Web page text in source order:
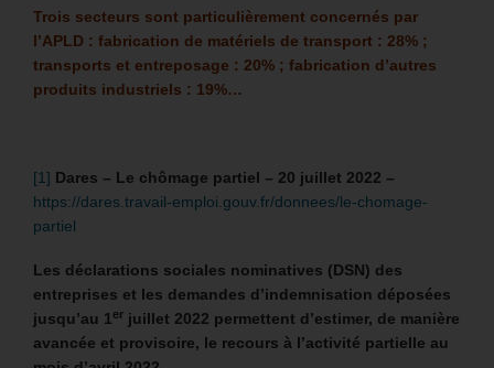
Trois secteurs sont particulièrement concernés par
l’APLD : fabrication de matériels de transport : 28% ;
transports et entreposage : 20% ; fabrication d’autres
produits industriels : 19%…
[1] Dares – Le chômage partiel – 20 juillet 2022 –
https://dares.travail-emploi.gouv.fr/donnees/le-chomage-
partiel
Les déclarations sociales nominatives (DSN) des
entreprises et les demandes d’indemnisation déposées
jusqu’au 1 er juillet 2022 permettent d’estimer, de manière
avancée et provisoire, le recours à l’activité partielle au